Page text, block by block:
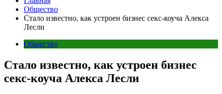
Общество
Стало известно, как устроен бизнес секс-коуча Алекса
Лесли
Общество
Стало известно, как устроен бизнес
секс-коуча Алекса Лесли